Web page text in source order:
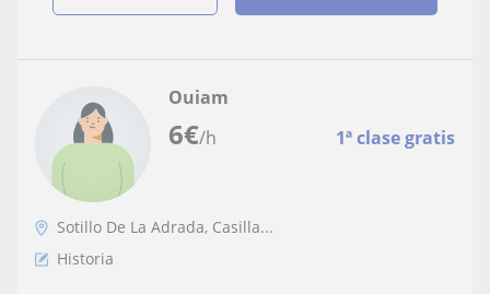
6€/h 1ª clase gratis
Ouiam
Sotillo De La Adrada, Casilla...
Historia